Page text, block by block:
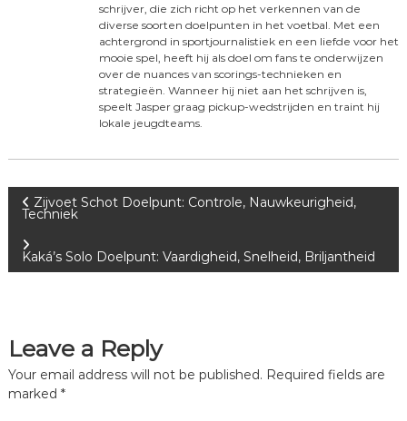
schrijver, die zich richt op het verkennen van de
diverse soorten doelpunten in het voetbal. Met een
achtergrond in sportjournalistiek en een liefde voor het
mooie spel, heeft hij als doel om fans te onderwijzen
over de nuances van scorings-technieken en
strategieën. Wanneer hij niet aan het schrijven is,
speelt Jasper graag pickup-wedstrijden en traint hij
lokale jeugdteams.
P
n
Zijvoet Schot Doelpunt: Controle, Nauwkeurigheid,
Techniek
Kaká’s Solo Doelpunt: Vaardigheid, Snelheid, Briljantheid
Leave a Reply
Your email address will not be published. Required fields are
marked *